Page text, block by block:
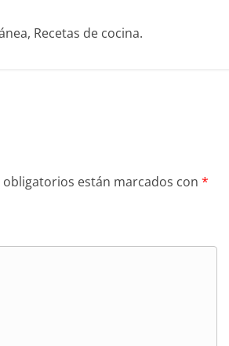
Recetas de cocina.
obligatorios están marcados con *